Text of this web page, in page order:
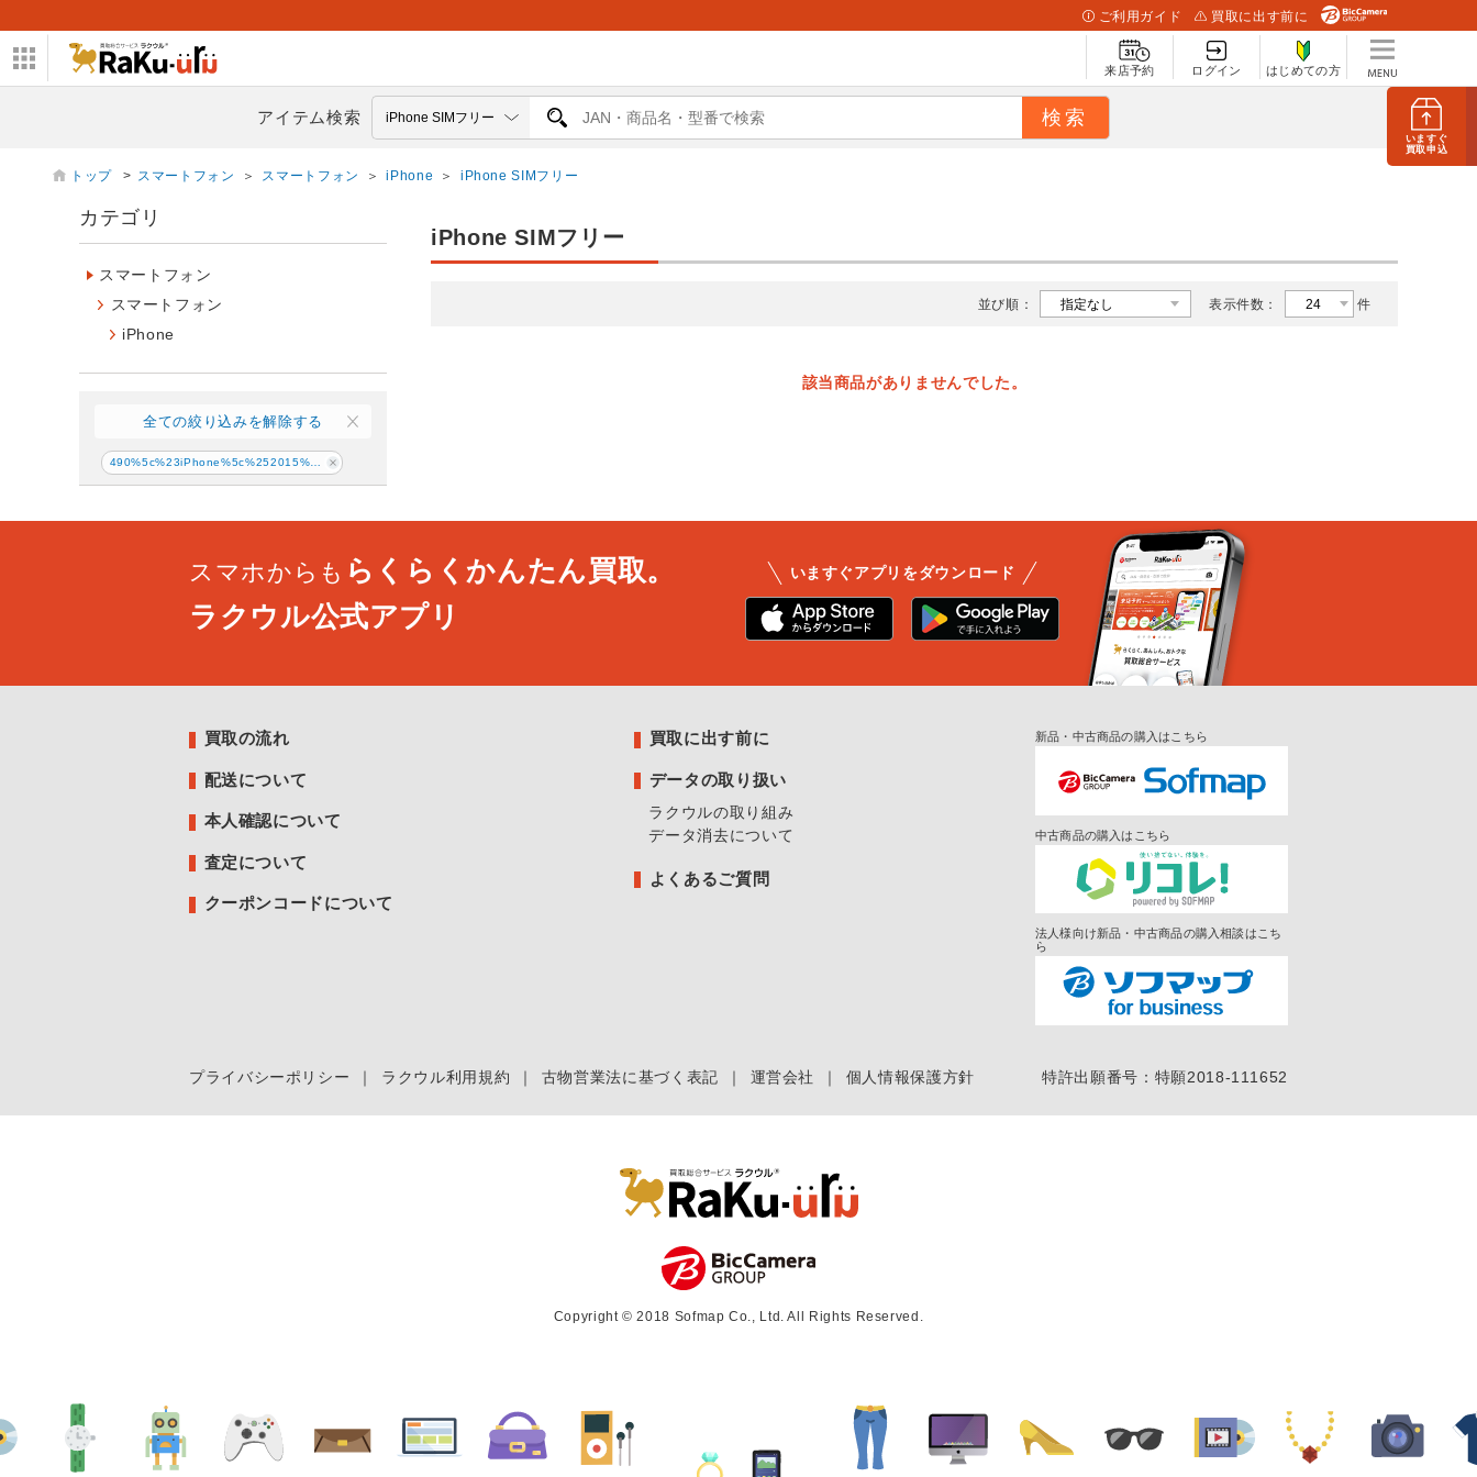
いますぐ
買取申込
ご利用ガイド 買取に出す前に
来店予約 ログイン はじめての方
アイテム検索
トップ > スマートフォン ＞ スマートフォン ＞ iPhone ＞ iPhone SIMフリー
iPhone SIMフリー
並び順： 表示件数： 件
該当商品がありませんでした。
カテゴリ
スマートフォン
スマートフォン
iPhone
全ての絞り込みを解除する
スマホからも らくらくかんたん買取。
ラクウル公式アプリ
いますぐアプリをダウンロード
買取の流れ
配送について
本人確認について
査定について
クーポンコードについて
買取に出す前に
データの取り扱い
ラクウルの取り組み
データ消去について
よくあるご質問
新品・中古商品の購入はこちら
中古商品の購入はこちら
法人様向け新品・中古商品の購入相談はこち
ら
プライバシーポリシー ｜ ラクウル利用規約 ｜ 古物営業法に基づく表記 ｜ 運営会社 ｜ 個人情報保護方針 特許出願番号：特願2018-111652
Copyright © 2018 Sofmap Co., Ltd. All Rights Reserved.